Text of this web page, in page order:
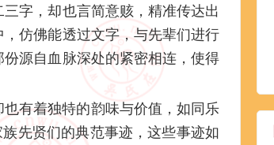
字，却也言简意赅，精准传达出
仿佛能透过文字，与先辈们进行
源自血脉深处的紧密相连，使得
也有着独特的韵味与价值，如同乐
先贤们的典范事迹，这些事迹如